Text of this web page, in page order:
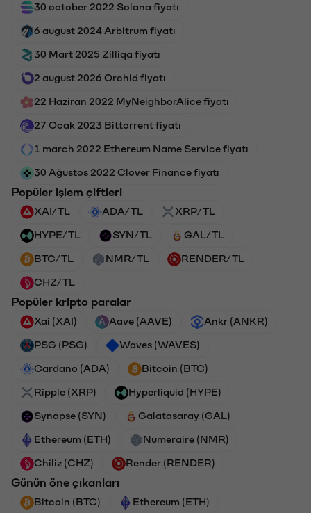
30 october 2022 Solana fiyatı
6 august 2024 Arbitrum fiyatı
30 Mart 2025 Zilliqa fiyatı
2 august 2026 Orchid fiyatı
22 Haziran 2022 MyNeighborAlice fiyatı
27 Ocak 2023 Bittorrent fiyatı
1 march 2022 Ethereum Name Service fiyatı
30 Ağustos 2022 Clover Finance fiyatı
Popüler işlem çiftleri
XAI/TL ADA/TL XRP/TL
HYPE/TL SYN/TL GAL/TL
BTC/TL NMR/TL RENDER/TL
CHZ/TL
Popüler kripto paralar
Xai (XAI) Aave (AAVE) Ankr (ANKR)
PSG (PSG) Waves (WAVES)
Cardano (ADA) Bitcoin (BTC)
Ripple (XRP) Hyperliquid (HYPE)
Synapse (SYN) Galatasaray (GAL)
Ethereum (ETH) Numeraire (NMR)
Chiliz (CHZ) Render (RENDER)
Günün öne çıkanları
Bitcoin (BTC) Ethereum (ETH)